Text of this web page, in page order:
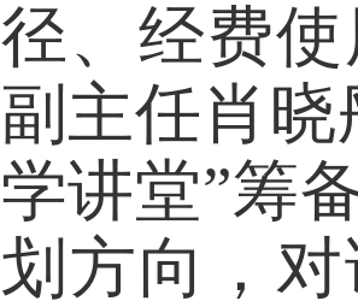
径、经费
副主任肖
学讲堂”筹
划方向，